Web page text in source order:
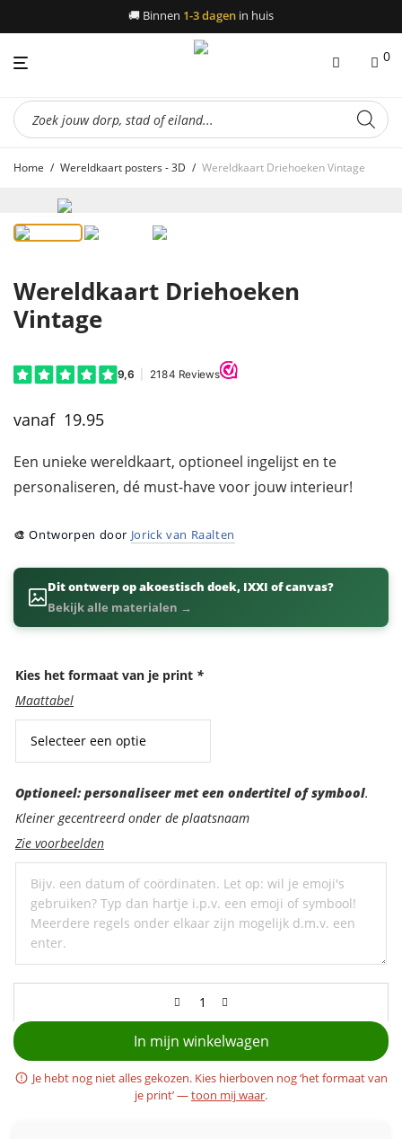
🚚 Binnen 1-3 dagen in huis
0
Producten
zoeken
Home / Wereldkaart posters - 3D / Wereldkaart Driehoeken Vintage
Wereldkaart Driehoeken
Vintage
19.95
Een unieke wereldkaart, optioneel ingelijst en te
personaliseren, dé must-have voor jouw interieur!
🎨Ontworpen door Jorick van Raalten
Dit ontwerp op akoestisch doek, IXXI of canvas?
Bekijk alle materialen →
Kies het formaat van je print *
Maattabel
Optioneel:
personaliseer
met
een
ondertitel
Optioneel: personaliseer met een ondertitel of symbool.
Kleiner gecentreerd onder de plaatsnaam
Zie voorbeelden
In mijn winkelwagen
Je hebt nog niet alles gekozen. Kies hierboven nog ‘het formaat van
je print’ —toon mij waar.